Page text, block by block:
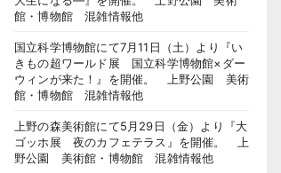
館・博物館 混雑情報他
国立科学博物館にて7月11日（土）より『い
きもの超ワールド展 国立科学博物館×ダー
ウィンが来た！』を開催。 上野公園 美術
館・博物館 混雑情報他
上野の森美術館にて5月29日（金）より『大
ゴッホ展 夜のカフェテラス』を開催。 上
野公園 美術館・博物館 混雑情報他